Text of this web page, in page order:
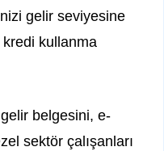
gelir seviyesine
kullanma
belgesini, e-
sektör çalışanları